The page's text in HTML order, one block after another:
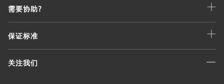
需要协助?
保证标准
关注我们